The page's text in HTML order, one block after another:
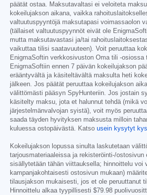
päätät ostaa. Maksutavaltasi ei veloiteta
kokeilujakson aikana, vaikka
valtuutuspyyntöjä maksutapasi voimassaolon
(tällaiset valtuutuspyynnöt eivät ole
mutta maksutavastasi ja/tai
vaikuttaa tilisi saatavuuteen). Voit peruuttaa
EnigmaSoftin verkkosivuston Oma tili -
EnigmaSoftiin ennen 7 päivän kokeilujakson
erääntyvältä ja käsiteltävältä maksulta heti
jälkeen. Jos päätät peruuttaa kokeilujakson
välittömästi pääsyn SpyHunteriin. Jos jostain
käsitelty maksu, jota et halunnut tehdä (mikä
järjestelmänvalvojan syistä), voit myös
saada täyden hyvityksen maksusta milloin
kuluessa ostopäivästä. Katso usein kysytyt
Kokeilujakson lopussa sinulta laskutetaan
tarjousmateriaaleissa ja rekisteröinti-/ostosivun
sisällytetään tähän viittauksella; hinnoittelu voi
kampanjakohtaisesti ostosivun mukaan)
tilausjakson mukaisesti, jos et ole peruuttanut
Hinnoittelu alkaa tyypillisesti $79.98